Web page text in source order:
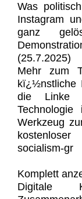
Was
Instagram
ganz
(25.7.2025)
Mehr zum
kï¿½nstliche
die Linke
Werkzeug
socialism-gr
Komplett
Digitale